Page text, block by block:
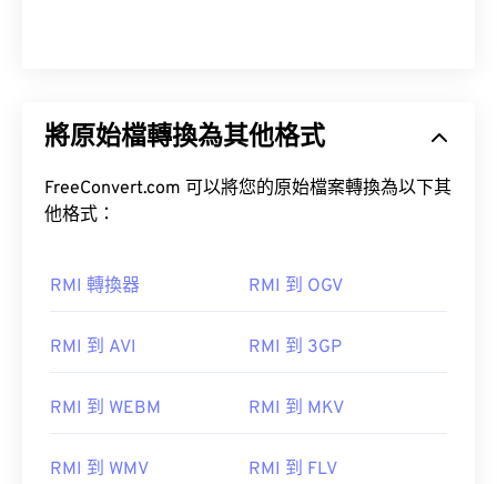
00 00 00
00 00 00
將原始檔轉換為其他格式
FreeConvert.com 可以將您的原始檔案轉換為以下其
他格式：
RMI 轉換器 RMI 到 OGV
RMI 到 AVI RMI 到 3GP
RMI 到 WEBM RMI 到 MKV
RMI 到 WMV RMI 到 FLV